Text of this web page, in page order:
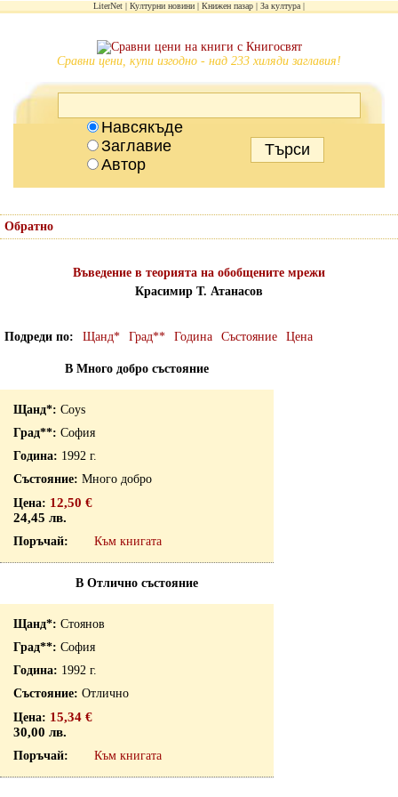
LiterNet Културни новини Книжен пазар За култура
Сравни цени, купи изгодно - над 233 хиляди заглавия!
Навсякъде
Заглавие
Автор
Обратно
Въведение в теорията на обобщените мрежи
Красимир Т. Атанасов
Подреди по Щанд* Град** Година Състояние Цена
В Много добро състояние
Coys
София
1992 г.
Много добро
12,50 €
24,45 лв.
Към книгата
В Отлично състояние
Стоянов
София
1992 г.
Отлично
15,34 €
30,00 лв.
Към книгата